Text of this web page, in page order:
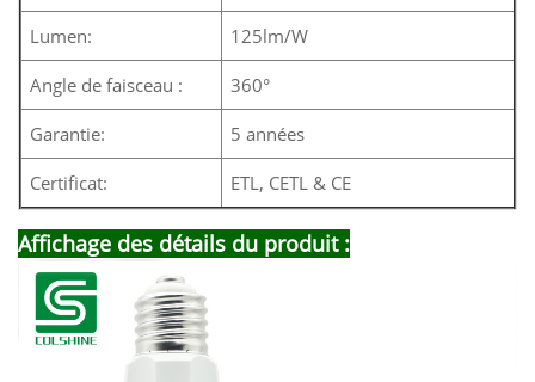
Lumen: 125lm/W
Angle de faisceau : 360°
Garantie: 5 années
Certificat: ETL, CETL & CE
Affichage des détails du produit :